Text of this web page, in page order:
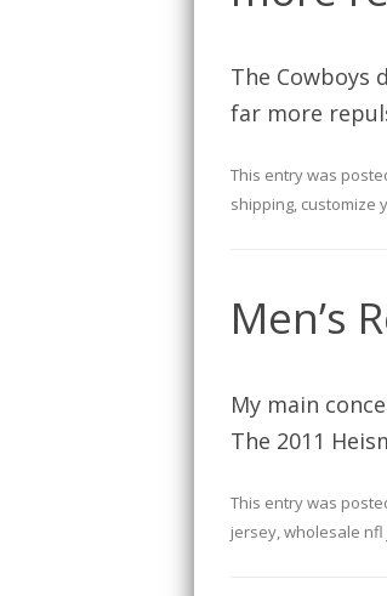
The Cowboys
far more
This entry was
shipping, customize
Men’s
My main
The 2011
This entry was
jersey,wholesale nfl